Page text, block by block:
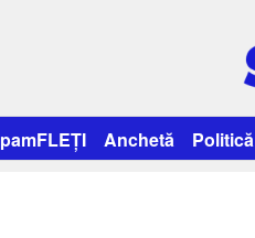
pamFLEȚI Anchetă Politică